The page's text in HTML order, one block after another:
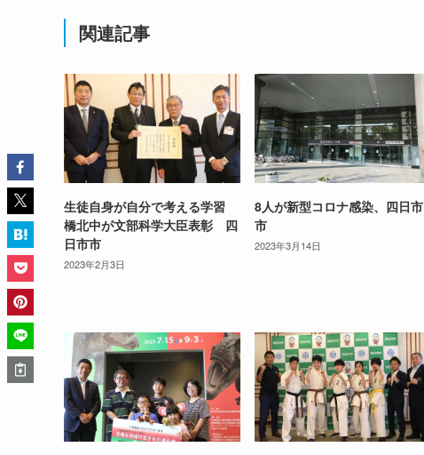
関連記事
生徒自身が自分で考える学習
橋北中が文部科学大臣表彰 四
日市市
2023年2月3日
8人が新型コロナ感染、四日市
市
2023年3月14日